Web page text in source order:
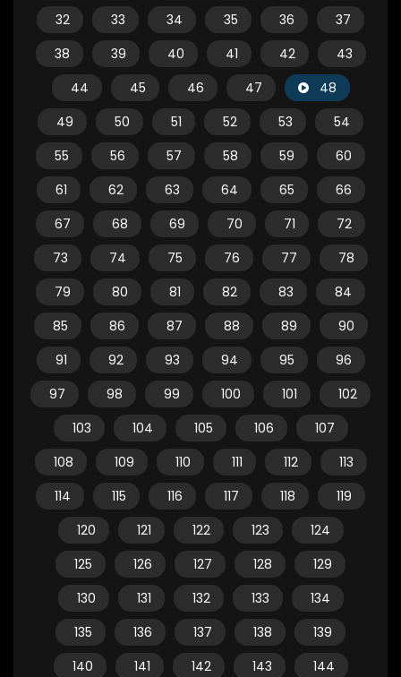
32
33 34 35 36
37
38
39 40 41 42
43
44
45 46 47
48
49
50 51 52 53
54
55
56 57 58 59
60
61
62 63 64 65
66
67
68 69 70 71
72
73
74 75 76 77
78
79
80 81 82 83
84
85
86 87 88 89
90
91
92 93 94 95
96
97
98 99 100 101
102
103
104 105 106
107
108
109 110 111 112
113
114
115 116 117 118
119
120
121 122 123
124
125
126 127 128
129
130
131 132 133
134
135
136 137 138
139
140
141 142 143
144